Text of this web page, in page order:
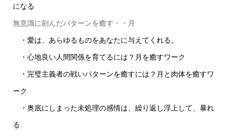
になる
無意識に刻んだパターンを癒す・・月
・愛は、あらゆるものをあなたに与えてくれる。
・心地良い人間関係を育てるには？月を癒すワーク
・完璧主義者の戦いパターンを癒すには？月と肉体を癒すワ
ーク
・奥底にしまった未処理の感情は、繰り返し浮上して、暴れ
る